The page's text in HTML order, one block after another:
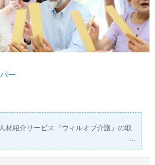
ー
材紹介サービス『ウィルオブ介護』の取
軽にご相談ください♪
の転職活動をサポートいたします。